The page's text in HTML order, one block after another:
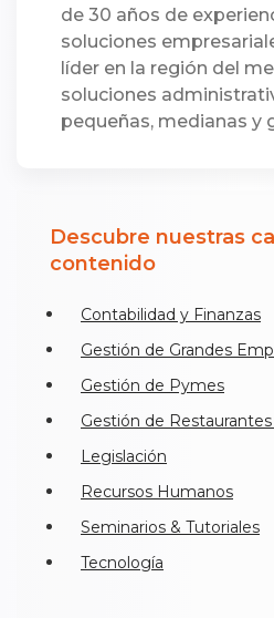
de 30 años de
soluciones
líder en la región del
soluciones
pequeñas, medianas y
Descubre nuestras
contenido
Contabilidad y Finanzas
Gestión de Grandes
Gestión de Pymes
Gestión de
Legislación
Recursos Humanos
Seminarios & Tutoriales
Tecnología